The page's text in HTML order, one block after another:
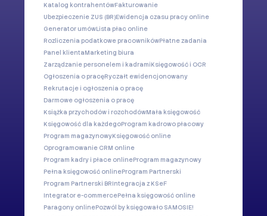
Katalog kontrahentówFakturowanie
Ubezpieczenie ZUS (BR)Ewidencja czasu pracy online
Generator umówLista płac online
Rozliczenia podatkowe pracownikówPłatne zadania
Panel klientaMarketing biura
Zarządzanie personelem i kadramiKsięgowość i OCR
Ogłoszenia o pracęRyczałt ewidencjonowany
Rekrutacje i ogłoszenia o pracę
Darmowe ogłoszenia o pracę
Książka przychodów i rozchodówMała księgowość
Księgowość dla każdegoProgram kadrowo płacowy
Program magazynowyKsięgowość online
Oprogramowanie CRM online
Program kadry i płace onlineProgram magazynowy
Pełna księgowość onlineProgram Partnerski
Program Partnerski BRIntegracja z KSeF
Integrator e-commercePełna księgowość online
Paragony onlinePozwól by księgowało SAMOSIE!